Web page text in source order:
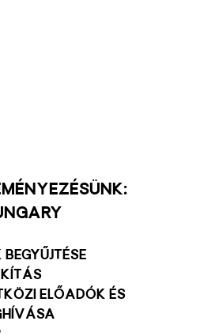
begyűjtése
előadók és